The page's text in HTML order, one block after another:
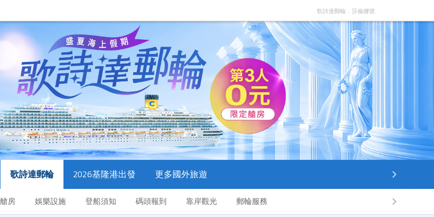
歌詩達郵輪．莎倫娜號
歌詩達郵輪 2026基隆港出發 更多國外旅遊
艙房 娛樂設施 登船須知 碼頭報到 靠岸觀光 郵輪服務